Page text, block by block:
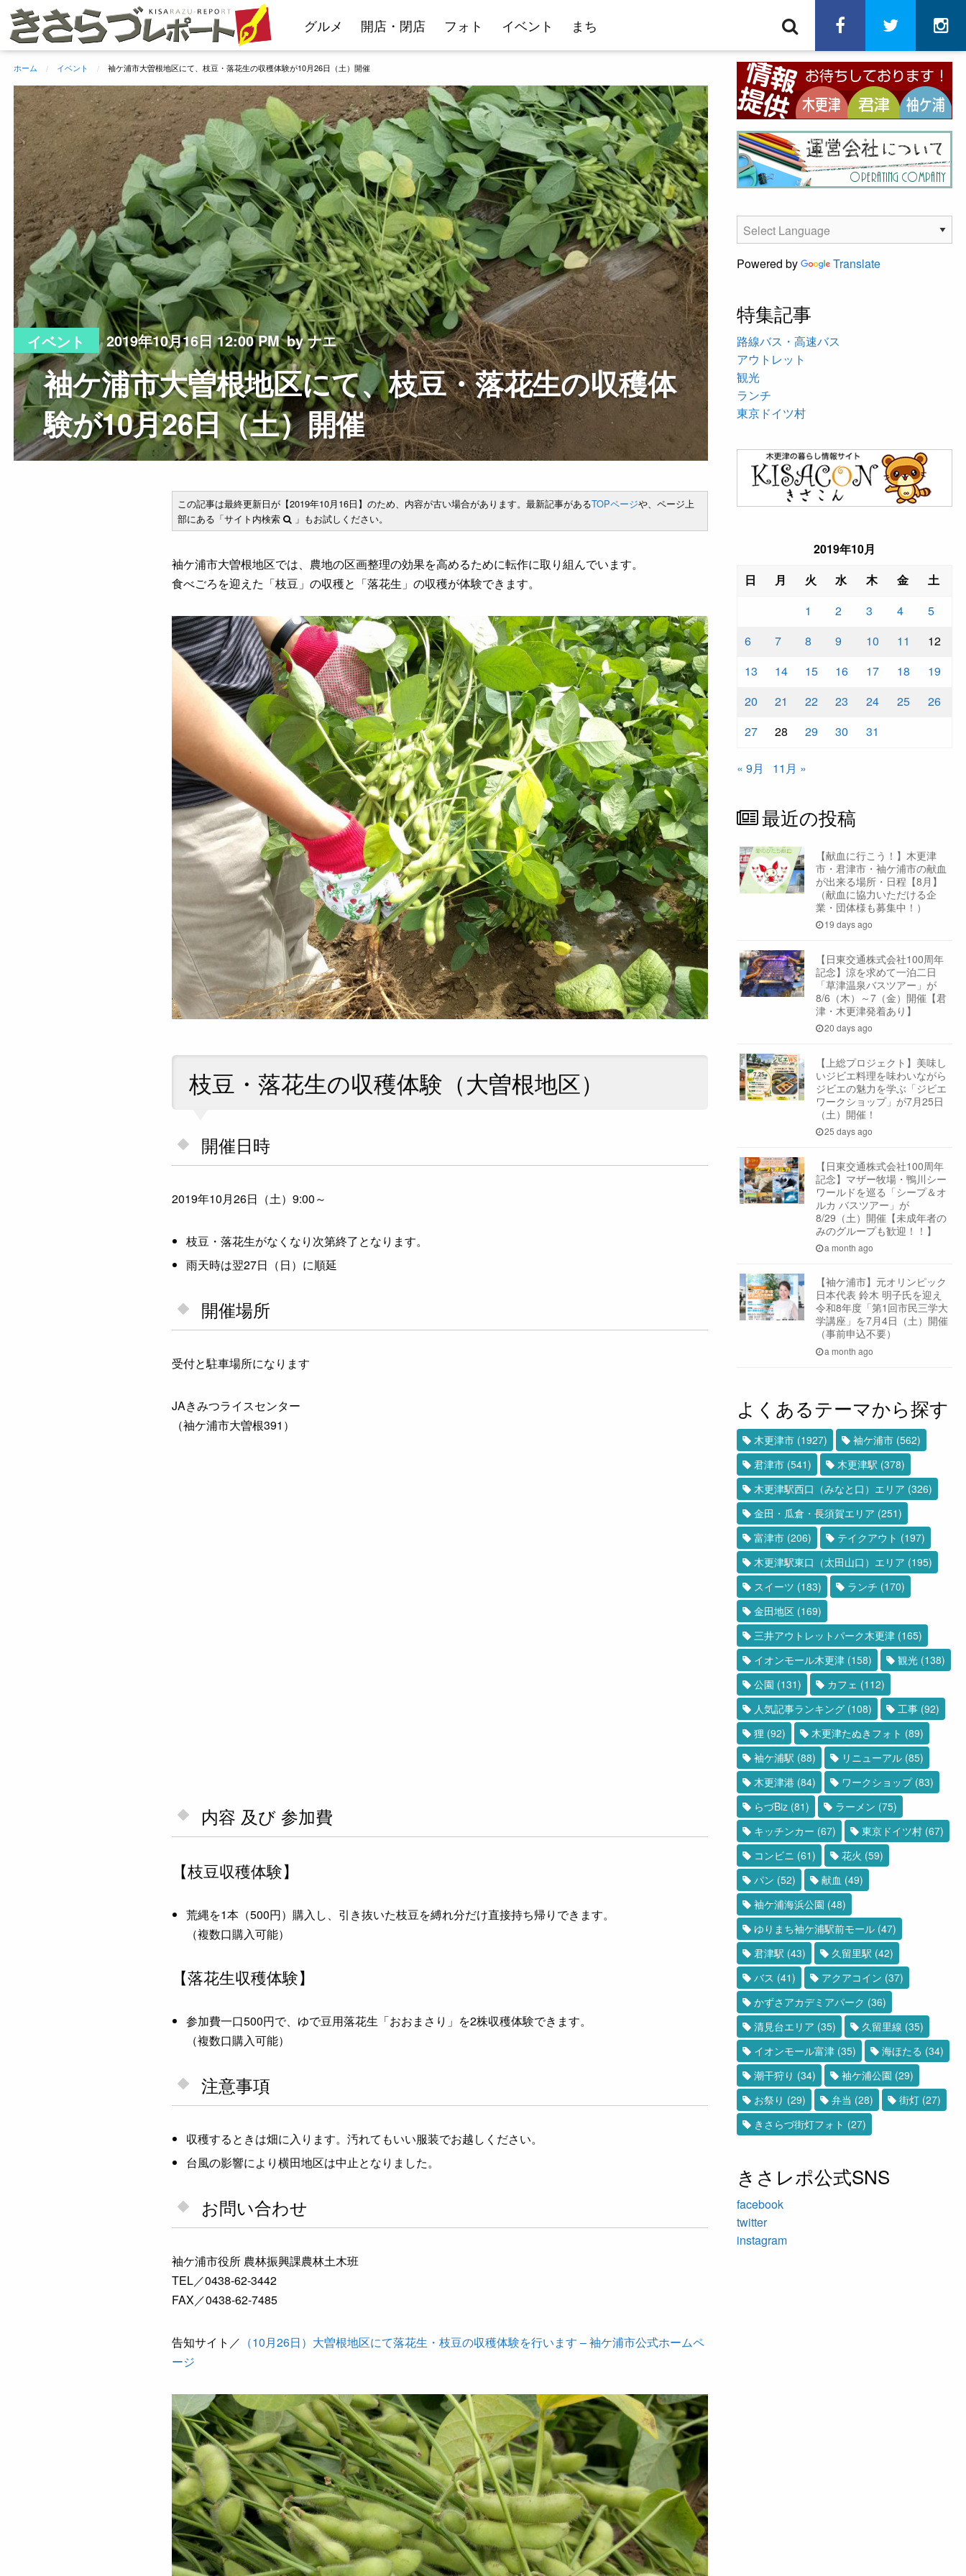
テ
グルメ 開店・閉店 フォト イベント まち facebooktwitter
ホーム イベント 袖ケ浦市大曽根地区にて、枝豆・落花生の収穫体験が10月26日（土）開催
イベント 2019年10月16日 12:00 PM by ナエ
袖ケ浦市大曽根地区にて、枝豆・落花生の収穫体
験が10月26日（土）開催
この記事は最終更新日が【2019年10月16日】のため、内容が古い場合があります。最新記事があるTOPページや、ページ上
部にある「サイト内検索
」もお試しください。
袖ケ浦市大曽根地区では、農地の区画整理の効果を高めるために転作に取り組んでいます。
食べごろを迎えた「枝豆」の収穫と「落花生」の収穫が体験できます。
枝豆・落花生の収穫体験（大曽根地区）
開催日時
2019年10月26日（土）9:00～
枝豆・落花生がなくなり次第終了となります。
雨天時は翌27日（日）に順延
開催場所
受付と駐車場所になります
JAきみつライスセンター
（袖ケ浦市大曽根391）
内容 及び 参加費
【枝豆収穫体験】
荒縄を1本（500円）購入し、引き抜いた枝豆を縛れ分だけ直接持ち帰りできます。
（複数口購入可能）
【落花生収穫体験】
参加費一口500円で、ゆで豆用落花生「おおまさり」を2株収穫体験できます。
（複数口購入可能）
注意事項
収穫するときは畑に入ります。汚れてもいい服装でお越しください。
台風の影響により横田地区は中止となりました。
お問い合わせ
袖ケ浦市役所 農林振興課農林土木班
TEL／0438-62-3442
FAX／0438-62-7485
告知サイト／ （10月26日）大曽根地区にて落花生・枝豆の収穫体験を行います – 袖ケ浦市公式ホームペ
ージ
Powered by Translate
特集記事
路線バス・高速バス
アウトレット
観光
ランチ
東京ドイツ村
2019年10月
日
月 火 水 木 金
土
1
2 3 4
5
6
7 8 9 10 11
12
13
14 15 16 17 18
19
20
21 22 23 24 25
26
27
28 29 30 31
« 9月 11月 »
最近の投稿
【献血に行こう！】木更津
市・君津市・袖ケ浦市の献血
が出来る場所・日程【8月】
（献血に協力いただける企
業・団体様も募集中！）
19 days ago
【日東交通株式会社100周年
記念】涼を求めて一泊二日
「草津温泉バスツアー」が
8/6（木）～7（金）開催【君
津・木更津発着あり】
20 days ago
【上総プロジェクト】美味し
いジビエ料理を味わいながら
ジビエの魅力を学ぶ「ジビエ
ワークショップ」が7月25日
（土）開催！
25 days ago
【日東交通株式会社100周年
記念】マザー牧場・鴨川シー
ワールドを巡る「シープ＆オ
ルカ バスツアー」が
8/29（土）開催【未成年者の
みのグループも歓迎！！】
a month ago
【袖ケ浦市】元オリンピック
日本代表 鈴木 明子氏を迎え
令和8年度「第1回市民三学大
学講座」を7月4日（土）開催
（事前申込不要）
a month ago
よくあるテーマから探す
木更津市(1927) 袖ケ浦市(562)
君津市(541) 木更津駅 (378)
木更津駅西口（みなと口）エリア (326)
金田・瓜倉・長須賀エリア (251)
富津市(206) テイクアウト (197)
木更津駅東口（太田山口）エリア (195)
スイーツ (183) ランチ (170)
金田地区(169)
三井アウトレットパーク木更津(165)
イオンモール木更津(158) 観光(138)
公園 (131) カフェ (112)
人気記事ランキング(108) 工事(92)
狸 (92) 木更津たぬきフォト (89)
袖ケ浦駅 (88) リニューアル(85)
木更津港(84) ワークショップ(83)
らづBiz(81) ラーメン (75)
キッチンカー (67) 東京ドイツ村(67)
コンビニ (61) 花火 (59)
パン (52) 献血 (49)
袖ケ浦海浜公園 (48)
ゆりまち袖ケ浦駅前モール(47)
君津駅 (43) 久留里駅 (42)
バス (41) アクアコイン (37)
かずさアカデミアパーク (36)
清見台エリア (35) 久留里線 (35)
イオンモール富津(35) 海ほたる (34)
潮干狩り (34) 袖ケ浦公園 (29)
お祭り (29) 弁当 (28) 街灯(27)
きさらづ街灯フォト (27)
きさレポ公式SNS
facebook
twitter
instagram